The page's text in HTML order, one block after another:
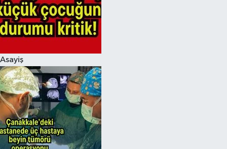
Asayiş